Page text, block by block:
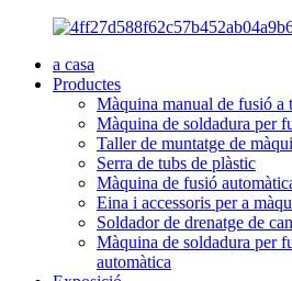
a casa
Productes
Màquina manual de fusió a
Màquina de soldadura per
Taller de muntatge de
Serra de tubs de plàstic
Màquina de fusió
Eina i accessoris per a
Soldador de drenatge de
Màquina de soldadura per
automàtica